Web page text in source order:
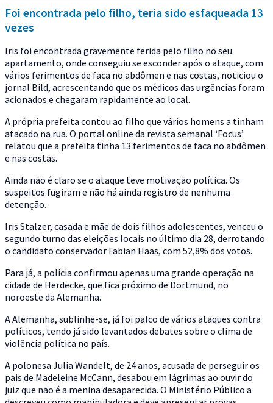
Foi encontrada pelo filho, teria sido esfaqueada 13
vezes
Iris foi encontrada gravemente ferida pelo filho no seu
apartamento, onde conseguiu se esconder após o ataque, com
vários ferimentos de faca no abdômen e nas costas, noticiou o
jornal Bild, acrescentando que os médicos das urgências foram
acionados e chegaram rapidamente ao local.
A própria prefeita contou ao filho que vários homens a tinham
atacado na rua. O portal online da revista semanal ‘Focus’
relatou que a prefeita tinha 13 ferimentos de faca no abdômen
e nas costas.
Ainda não é claro se o ataque teve motivação política. Os
suspeitos fugiram e não há ainda registro de nenhuma
detenção.
Iris Stalzer, casada e mãe de dois filhos adolescentes, venceu o
segundo turno das eleições locais no último dia 28, derrotando
o candidato conservador Fabian Haas, com 52,8% dos votos.
Para já, a polícia confirmou apenas uma grande operação na
cidade de Herdecke, que fica próximo de Dortmund, no
noroeste da Alemanha.
A Alemanha, sublinhe-se, já foi palco de vários ataques contra
políticos, tendo já sido levantados debates sobre o clima de
violência política no país.
A polonesa Julia Wandelt, de 24 anos, acusada de perseguir os
pais de Madeleine McCann, desabou em lágrimas ao ouvir do
juiz que não é a menina desaparecida. O Ministério Público a